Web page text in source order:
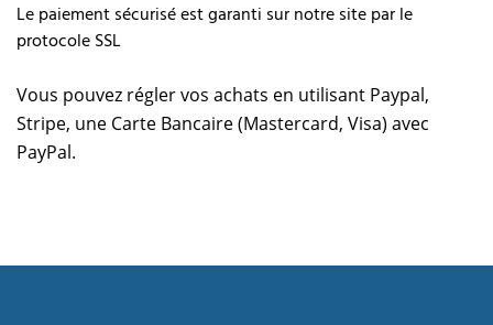
Le paiement sécurisé est garanti sur notre site par le
protocole SSL
Vous pouvez régler vos achats en utilisant Paypal,
Stripe, une Carte Bancaire (Mastercard, Visa) avec
PayPal.